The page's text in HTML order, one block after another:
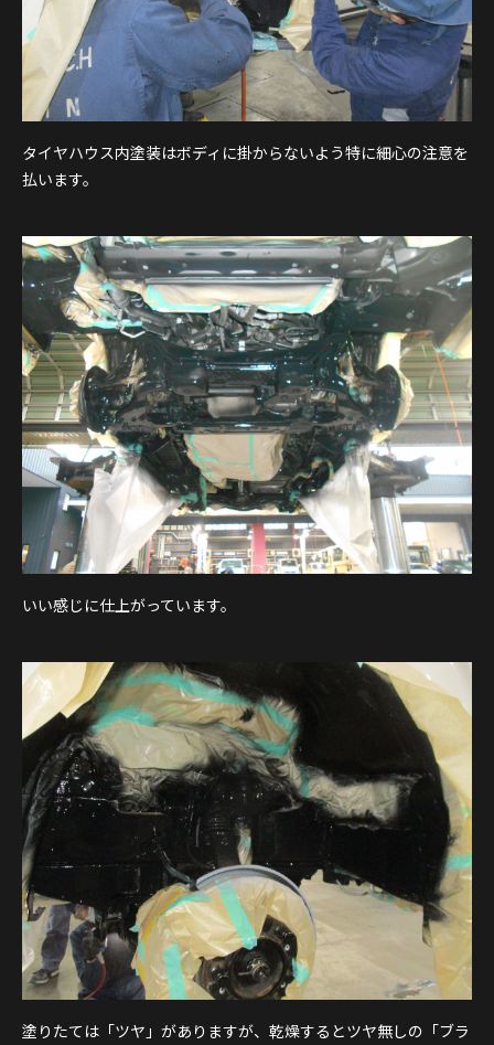
タイヤハウス内塗装はボディに掛からないよう特に細心の注意を
払います。
いい感じに仕上がっています。
塗りたては「ツヤ」がありますが、乾燥するとツヤ無しの「ブラ